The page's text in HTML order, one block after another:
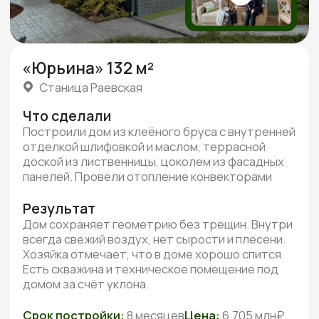
Реальные видео-отзывы
от наших клиентов
Всего
3 минуты